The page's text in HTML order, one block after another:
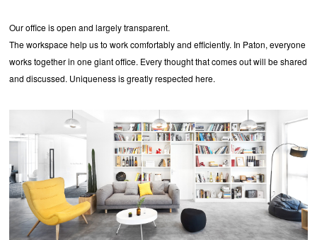
Our office is open and largely transparent.
The workspace help us to work comfortably and efficiently. In Paton, everyone
works together in one giant office. Every thought that comes out will be shared
and discussed. Uniqueness is greatly respected here.